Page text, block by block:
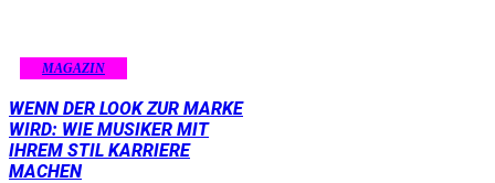
MAGAZIN
WENN DER LOOK ZUR MARKE
WIRD: WIE MUSIKER MIT
IHREM STIL KARRIERE
MACHEN